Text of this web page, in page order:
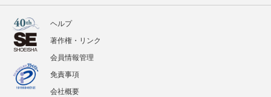
ヘルプ
著作権・リンク
会員情報管理
免責事項
会社概要